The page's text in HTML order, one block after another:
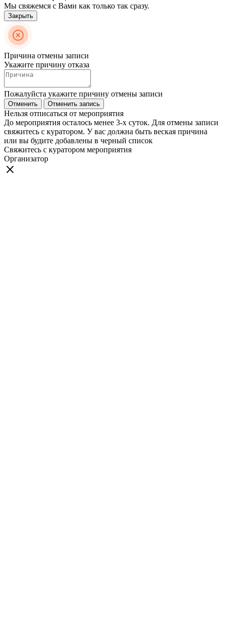
Мы свяжемся с Вами как только так сразу.
Закрыть
Причина отмены записи
Укажите причину отказа
Пожалуйста укажите причину отмены записи
Отменить Отменить запись
Нельзя отписаться от мероприятия
До мероприятия осталось менее 3-х суток. Для отмены записи
свяжитесь с куратором. У вас должна быть веская причина
или вы будите добавлены в черный список
Свяжитесь с куратором мероприятия
Организатор